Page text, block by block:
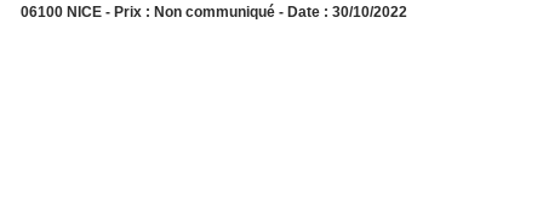
06100 NICE - Prix : Non communiqué - Date : 30/10/2022